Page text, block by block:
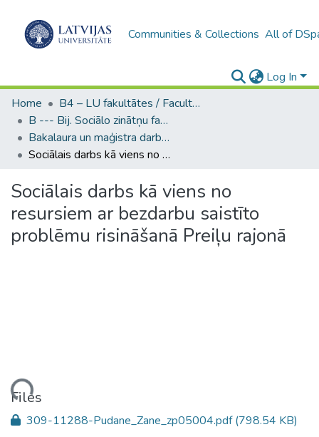
Communities & Collections All of
Log In
Home
B4 – LU fakultātes / Faculties of the UL
B --- Bij. Sociālo zinātņu fakultātes noslēguma darbi / Faculty of Social Sciences - Graduate works
Bakalaura un maģistra darbi (SZF) / Bachelor's and Master's theses
Sociālais darbs kā viens no resursiem ar bezdarbu saistīto problēmu risināšanā Preiļu rajonā
Sociālais darbs kā viens no
resursiem ar bezdarbu saistīto
problēmu risināšanā Preiļu rajonā
Files
309-11288-Pudane_Zane_zp05004.pdf(798.54 KB)